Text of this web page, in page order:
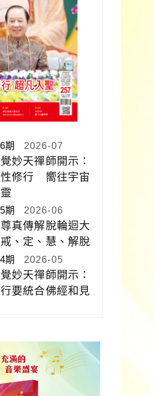
期 2026-07
妙天禪師開示：
修行 嚮往宇宙
期 2026-06
真傳解脫輪迴大
、定、慧、解脫
期 2026-05
妙天禪師開示：
要統合佛經和見